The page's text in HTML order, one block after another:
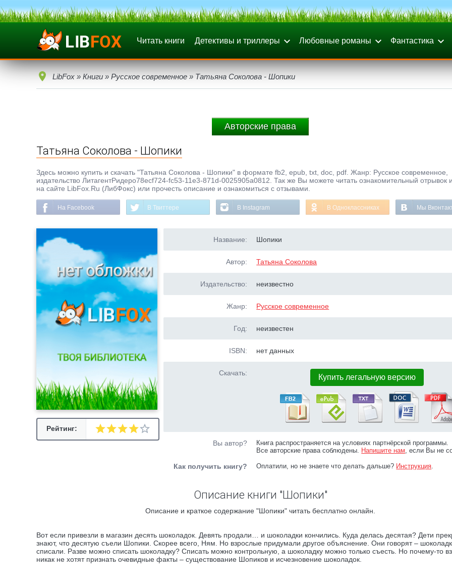
Читать книги Детективы и триллеры Любовные романы Фантастика
LibFox » Книги » Русское современное » Татьяна Соколова - Шопики
Авторские права
Татьяна Соколова - Шопики
Здесь можно купить и скачать "Татьяна Соколова - Шопики" в формате fb2, epub, txt, doc, pdf. Жанр: Русское современное,
издательство ЛитагентРидеро78ecf724-fc53-11e3-871d-0025905a0812. Так же Вы можете читать ознакомительный отрывок
на сайте LibFox.Ru (ЛибФокс) или прочесть описание и ознакомиться с отзывами.
На Facebook В Твиттере В Instagram В Одноклассниках Мы
Рейтинг:
Название: Шопики
Автор: Татьяна Соколова
Издательство: неизвестно
Жанр: Русское современное
Год: неизвестен
ISBN: нет данных
Скачать: Купить легальную версию
Вы автор?
Книга распространяется на условиях партнёрской программы.
Все авторские права соблюдены. Напишите нам, если Вы не
Как получить книгу? Оплатили, но не знаете что делать дальше? Инструкция.
Описание книги "Шопики"
Описание и краткое содержание "Шопики" читать бесплатно онлайн.
Вот если привезли в магазин десять шоколадок. Девять продали… и шоколадки кончились. Куда делась десятая? Дети
знают, что десятую съели Шопики. Скорее всего, Ням. Но взрослые придумали другое объяснение. Они говорят –
списали. Разве можно списать шоколадку? Списать можно контрольную, а шоколадку можно только съесть. Но почему-то
никак не хотят признать очевидные факты – существование Шопиков и исчезновение шоколадок.